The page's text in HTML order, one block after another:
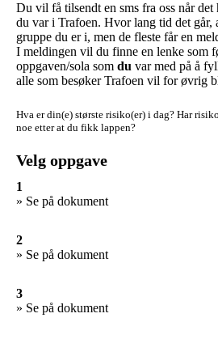
Du vil få tilsendt en sms fra oss når det
du var i Trafoen. Hvor lang tid det går,
gruppe du er i, men de fleste får en
I meldingen vil du finne en lenke som
oppgaven/sola som du var med på å
alle som besøker Trafoen vil for øvrig
Hva er din(e) største risiko(er) i dag? Har
noe etter at du fikk lappen?
Velg oppgave
1
» Se på dokument
2
» Se på dokument
3
» Se på dokument